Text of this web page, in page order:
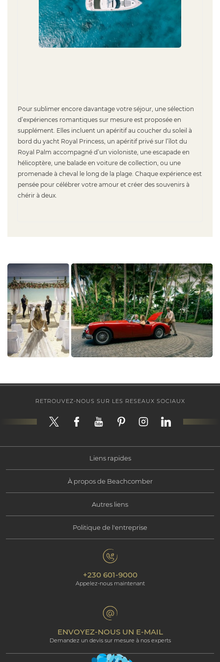
Pour sublimer encore davantage votre séjour, une sélection
d’expériences romantiques sur mesure est proposée en
supplément. Elles incluent un apéritif au coucher du soleil à
bord du yacht Royal Princess, un apéritif privé sur l’îlot du
Royal Palm accompagné d’un violoniste, une escapade en
hélicoptère, une balade en voiture de collection, ou une
promenade à cheval le long de la plage. Chaque expérience est
pensée pour célébrer votre amour et créer des souvenirs à
chérir à deux.
RETROUVEZ-NOUS SUR LES RESEAUX SOCIAUX
Liens rapides
Offres exceptionnelles
Ile Maurice
Nos hôtels
Programme d’affiliation
À propos de Beachcomber
Information Corporate
Responsabilité Sociale
Responsabilité Environnementale
The Art of Beautiful
Autres liens
Nous contacter
Galerie
Beachcomber Magazine
Espace Professionnel
Politique de l'entreprise
Politique de confidentialité
Politique de gestion des cookies
Termes et Conditions
+230 601-9000
Appelez-nous maintenant
ENVOYEZ-NOUS UN E-MAIL
Demandez un devis sur mesure à nos experts